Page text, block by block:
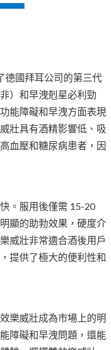
德國拜耳公司的第三代
）和早洩剋星必利勁
能障礙和早洩方面表現
壯具有酒精影響低、吸
血壓和糖尿病患者，因
。服用後僅需 15-20
顯的助勃效果，硬度介
威壯非常適合酒後用戶
提供了極大的便利性和
樂威壯成為市場上的明
障礙和早洩問題，還能